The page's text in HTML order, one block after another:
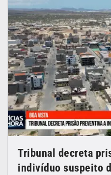
Tribunal decreta
indivíduo suspeito